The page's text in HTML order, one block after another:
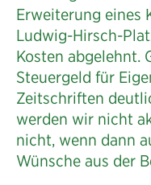
Erweiterung eines
Ludwig-Hirsch-
Kosten abgelehnt.
Steuergeld für
Zeitschriften
werden wir nicht
nicht, wenn dann
Wünsche aus der